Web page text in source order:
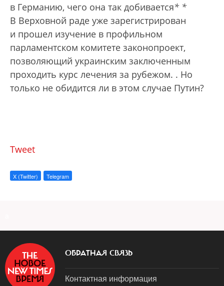
в Германию, чего она так добивается* *
В Верховной раде уже зарегистрирован
и прошел изучение в профильном
парламентском комитете законопроект,
позволяющий украинским заключенным
проходить курс лечения за рубежом. . Но
только не обидится ли в этом случае Путин?
Tweet
X (Twitter) Telegram
ОБРАТНАЯ СВЯЗЬ
Контактная информация